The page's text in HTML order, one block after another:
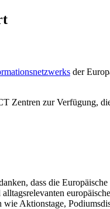
der
Zentren zur Verfügung,
dass die
Aktionstage,